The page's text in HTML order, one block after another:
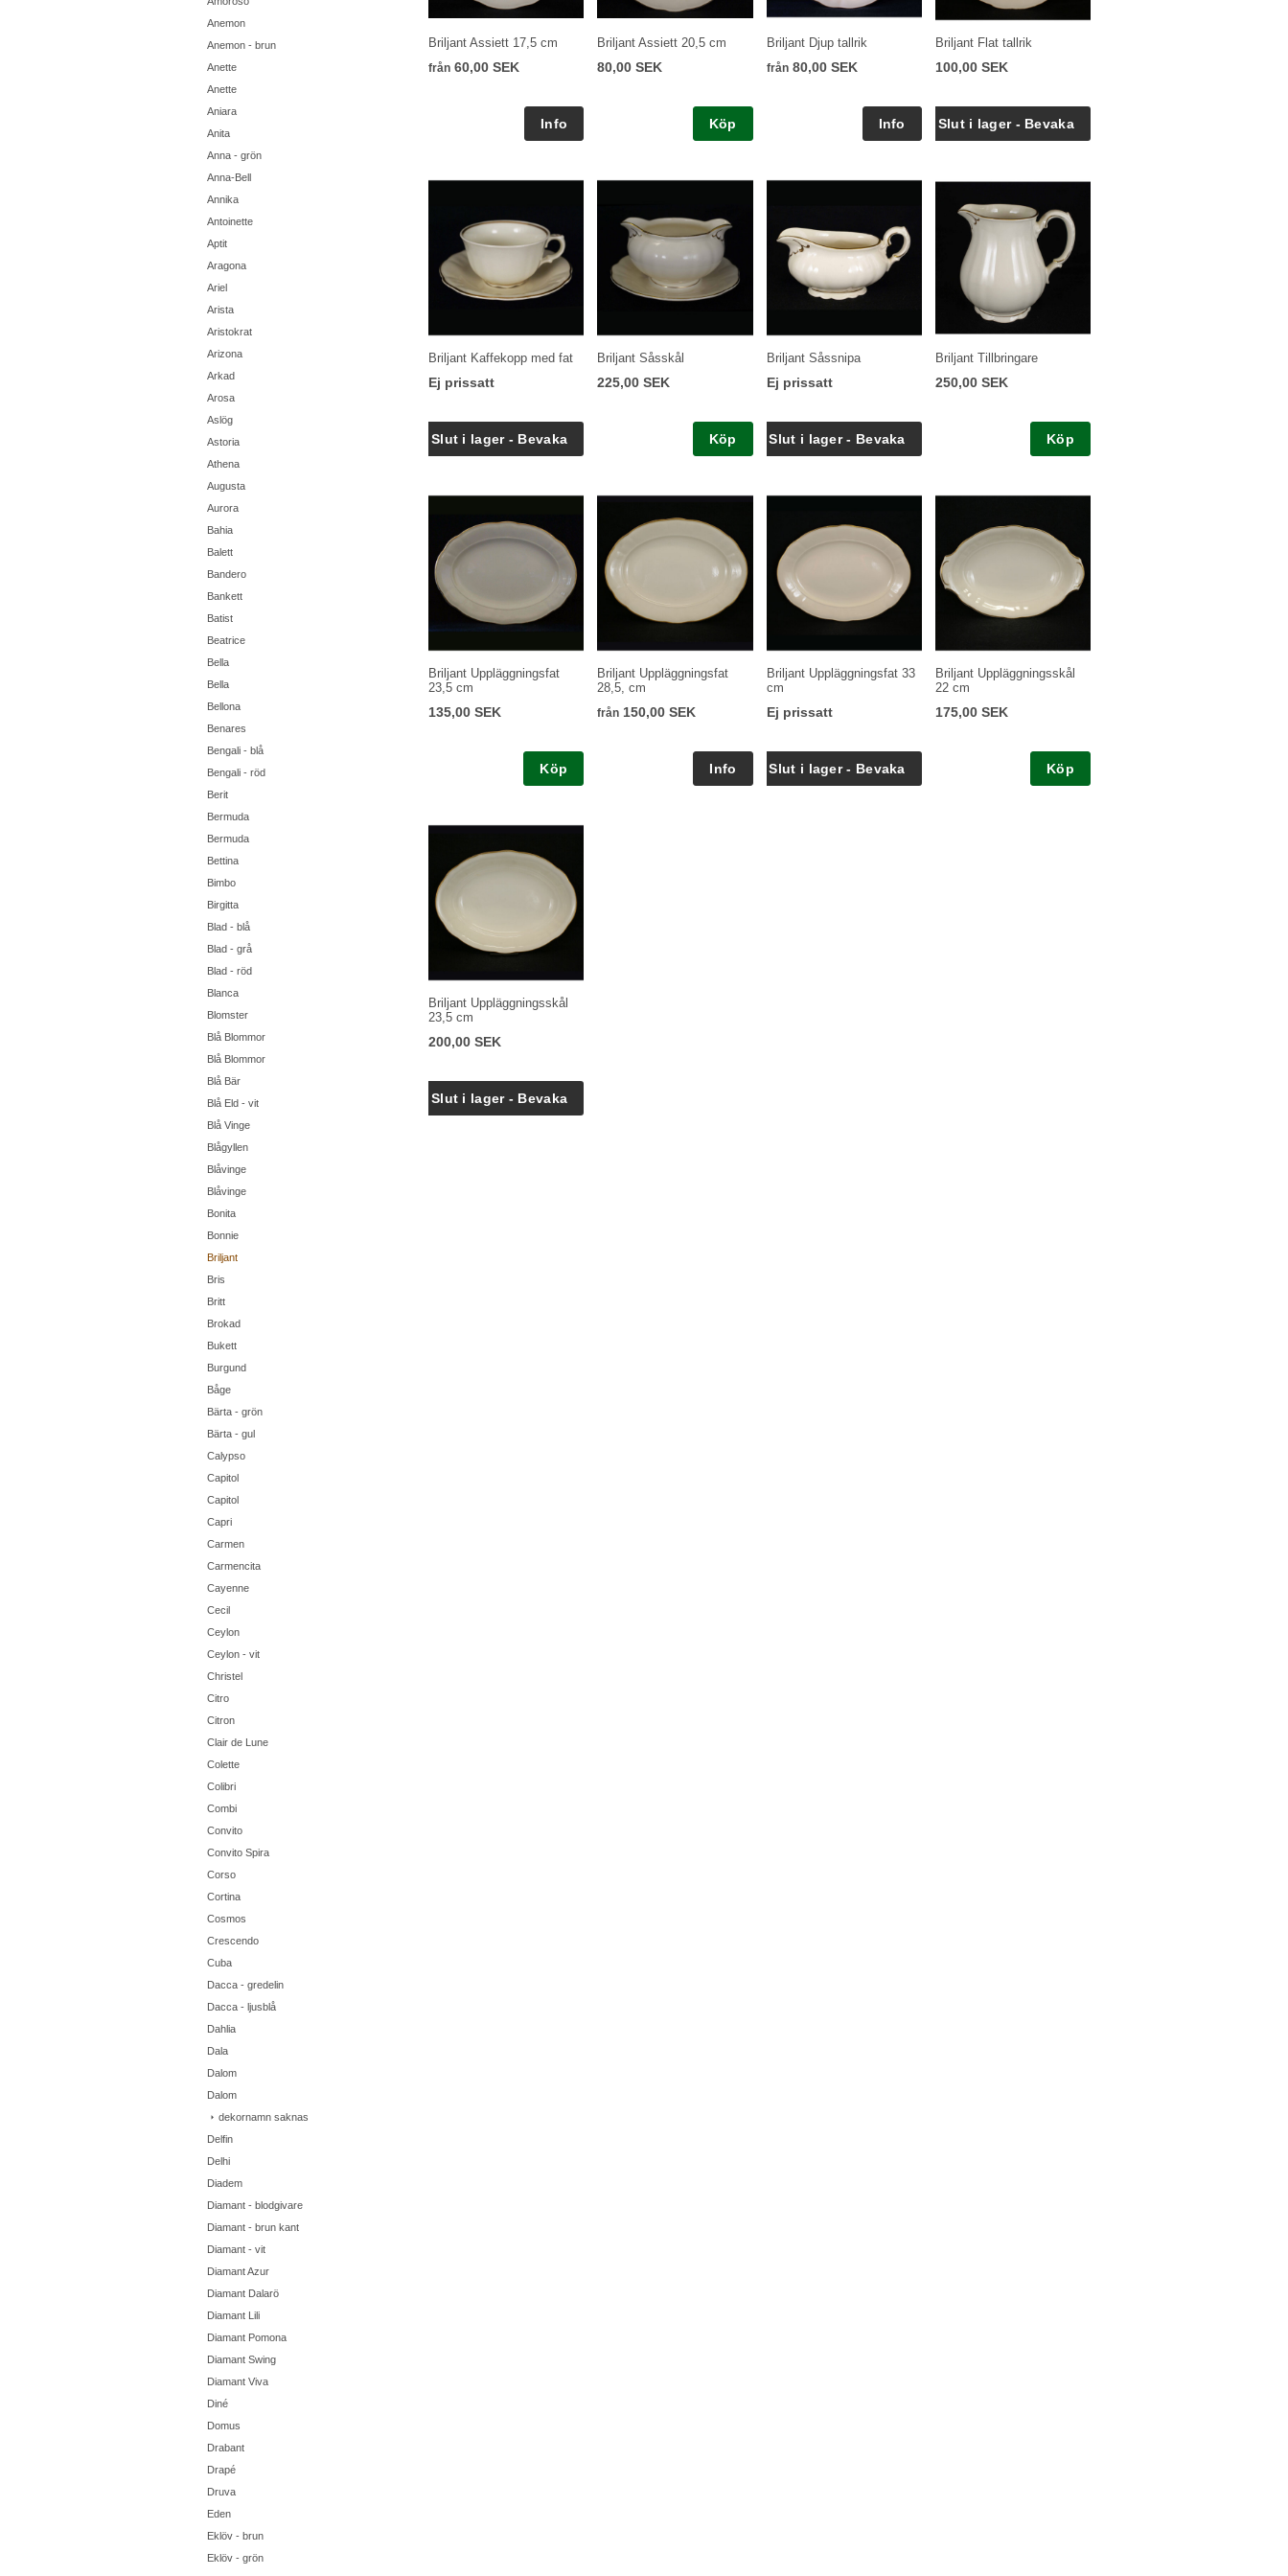
Anemon
Anemon - brun
Anette
Anette
Aniara
Anita
Anna - grön
Anna-Bell
Annika
Antoinette
Aptit
Aragona
Ariel
Arista
Aristokrat
Arizona
Arkad
Arosa
Aslög
Astoria
Athena
Augusta
Aurora
Bahia
Balett
Bandero
Bankett
Batist
Beatrice
Bella
Bella
Bellona
Benares
Bengali - blå
Bengali - röd
Berit
Bermuda
Bermuda
Bettina
Bimbo
Birgitta
Blad - blå
Blad - grå
Blad - röd
Blanca
Blomster
Blå Blommor
Blå Blommor
Blå Bär
Blå Eld - vit
Blå Vinge
Blågyllen
Blåvinge
Blåvinge
Bonita
Bonnie
Briljant
Bris
Britt
Brokad
Bukett
Burgund
Båge
Bärta - grön
Bärta - gul
Calypso
Capitol
Capitol
Capri
Carmen
Carmencita
Cayenne
Cecil
Ceylon
Ceylon - vit
Christel
Citro
Citron
Clair de Lune
Colette
Colibri
Combi
Convito
Convito Spira
Corso
Cortina
Cosmos
Crescendo
Cuba
Dacca - gredelin
Dacca - ljusblå
Dahlia
Dala
Dalom
Dalom
dekornamn saknas
Delfin
Delhi
Diadem
Diamant - blodgivare
Diamant - brun kant
Diamant - vit
Diamant Azur
Diamant Dalarö
Diamant Lili
Diamant Pomona
Diamant Swing
Diamant Viva
Diné
Domus
Drabant
Drapé
Druva
Eden
Eklöv - brun
Eklöv - grön
Briljant Assiett 17,5 cm
från 60,00 SEK
Briljant Assiett 20,5 cm
80,00 SEK
Köp
Briljant Djup tallrik
från80,00 SEK
Briljant Flat tallrik
100,00 SEK
Briljant Kaffekopp med fat
Ej prissatt
Briljant Såsskål
225,00 SEK
Köp
Briljant Såssnipa
Ej prissatt
Briljant Tillbringare
250,00 SEK
Köp
Briljant Uppläggningsfat
23,5 cm
135,00 SEK
Köp
Briljant Uppläggningsfat
28,5, cm
från 150,00 SEK
Briljant Uppläggningsfat 33
cm
Ej prissatt
Briljant Uppläggningsskål
22 cm
175,00 SEK
Köp
Briljant Uppläggningsskål
23,5 cm
200,00 SEK